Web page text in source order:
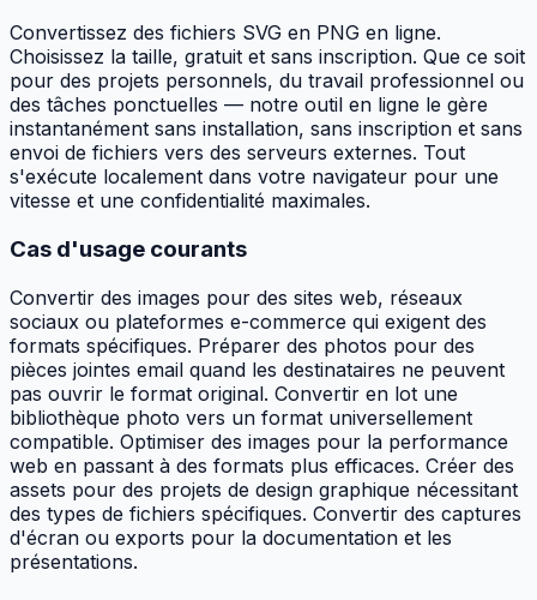
Convertissez des fichiers SVG en PNG en ligne.
Choisissez la taille, gratuit et sans inscription. Que ce soit
pour des projets personnels, du travail professionnel ou
des tâches ponctuelles — notre outil en ligne le gère
instantanément sans installation, sans inscription et sans
envoi de fichiers vers des serveurs externes. Tout
s'exécute localement dans votre navigateur pour une
vitesse et une confidentialité maximales.
Cas d'usage courants
Convertir des images pour des sites web, réseaux
sociaux ou plateformes e-commerce qui exigent des
formats spécifiques. Préparer des photos pour des
pièces jointes email quand les destinataires ne peuvent
pas ouvrir le format original. Convertir en lot une
bibliothèque photo vers un format universellement
compatible. Optimiser des images pour la performance
web en passant à des formats plus efficaces. Créer des
assets pour des projets de design graphique nécessitant
des types de fichiers spécifiques. Convertir des captures
d'écran ou exports pour la documentation et les
présentations.